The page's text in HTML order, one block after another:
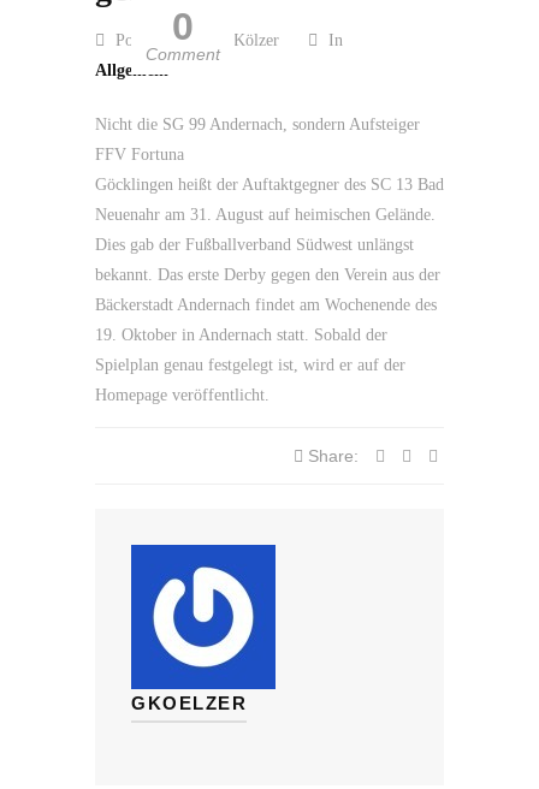
0
Comment
Posted by Guido Kölzer
In
Allgemein
Nicht die SG 99 Andernach, sondern Aufsteiger
FFV Fortuna
Göcklingen heißt der Auftaktgegner des SC 13 Bad
Neuenahr am 31. August auf heimischen Gelände.
Dies gab der Fußballverband Südwest unlängst
bekannt. Das erste Derby gegen den Verein aus der
Bäckerstadt Andernach findet am Wochenende des
19. Oktober in Andernach statt. Sobald der
Spielplan genau festgelegt ist, wird er auf der
Homepage veröffentlicht.
Share:
GKOELZER